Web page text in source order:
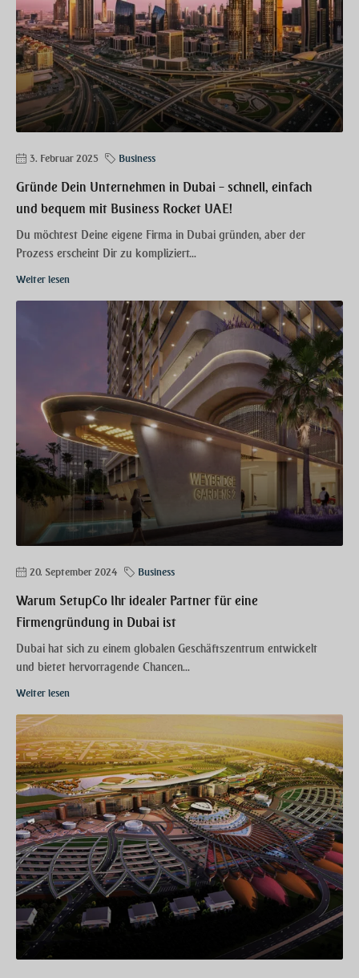
3. Februar 2025 Business
Gründe Dein Unternehmen in Dubai – schnell, einfach
und bequem mit Business Rocket UAE!
Du möchtest Deine eigene Firma in Dubai gründen, aber der
Prozess erscheint Dir zu kompliziert...
Weiter lesen
20. September 2024 Business
Warum SetupCo Ihr idealer Partner für eine
Firmengründung in Dubai ist
Dubai hat sich zu einem globalen Geschäftszentrum entwickelt
und bietet hervorragende Chancen...
Weiter lesen